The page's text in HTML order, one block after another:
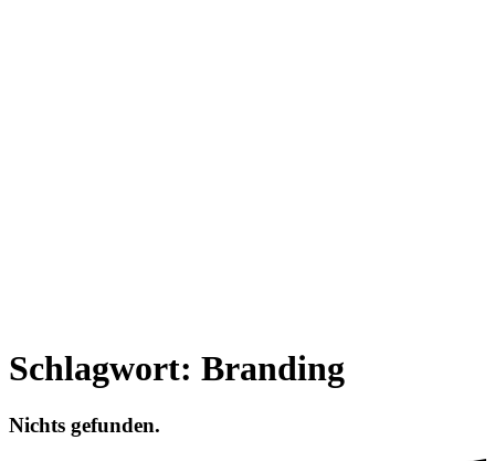
Schlagwort: Branding
Nichts gefunden.